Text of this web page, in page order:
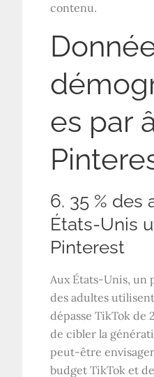
contenu.
es par
6. 35 % des
États-Unis
Pinterest
Aux États-Unis, un
des adultes
dépasse TikTok de
de cibler la
peut-être
budget TikTok et